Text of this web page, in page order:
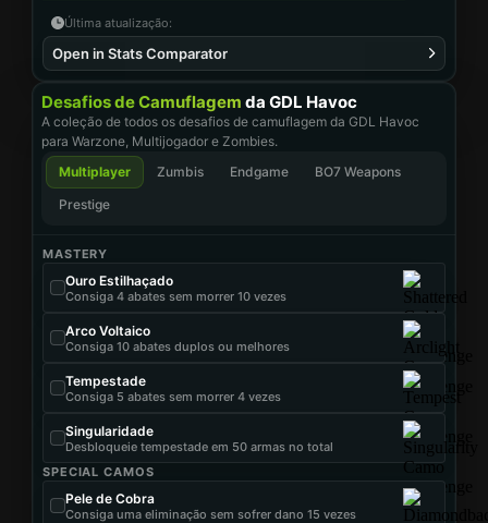
Última atualização:
Open in Stats Comparator
Desafios de Camuflagem da GDL Havoc
A coleção de todos os desafios de camuflagem da GDL Havoc
para Warzone, Multijogador e Zombies.
Multiplayer
Zumbis Endgame
BO7 Weapons
Prestige
MASTERY
Ouro Estilhaçado
Consiga 4 abates sem morrer 10 vezes
Arco Voltaico
Consiga 10 abates duplos ou melhores
Tempestade
Consiga 5 abates sem morrer 4 vezes
Singularidade
Desbloqueie tempestade em 50 armas no total
SPECIAL CAMOS
Pele de Cobra
Consiga uma eliminação sem sofrer dano 15 vezes